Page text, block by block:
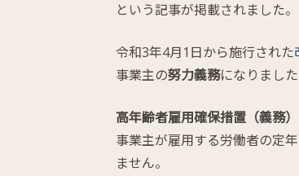
という記事が掲載されました。
令和3年4月1日から施⾏された
事業主の努力義務になりました
高年齢者雇用確保措置（義務）
事業主が雇用する労働者の定
ません。